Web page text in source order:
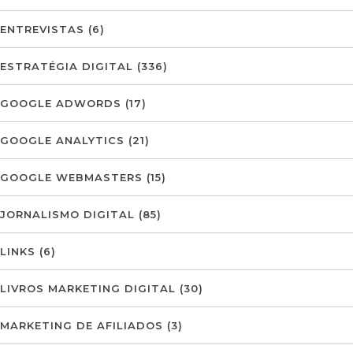
ENTREVISTAS (6)
ESTRATÉGIA DIGITAL (336)
GOOGLE ADWORDS (17)
GOOGLE ANALYTICS (21)
GOOGLE WEBMASTERS (15)
JORNALISMO DIGITAL (85)
LINKS (6)
LIVROS MARKETING DIGITAL (30)
MARKETING DE AFILIADOS (3)